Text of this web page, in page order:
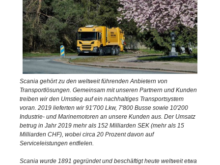
Scania gehört zu den weltweit führenden Anbietern von
Transportlösungen. Gemeinsam mit unseren Partnern und Kunden
treiben wir den Umstieg auf ein nachhaltiges Transportsystem
voran. 2019 lieferten wir 91'700 Lkw, 7'800 Busse sowie 10'200
Industrie- und Marinemotoren an unsere Kunden aus. Der Umsatz
betrug in Jahr 2019 mehr als 152 Milliarden SEK (mehr als 15
Milliarden CHF), wobei circa 20 Prozent davon auf
Serviceleistungen entfielen.
Scania wurde 1891 gegründet und beschäftigt heute weltweit etwa